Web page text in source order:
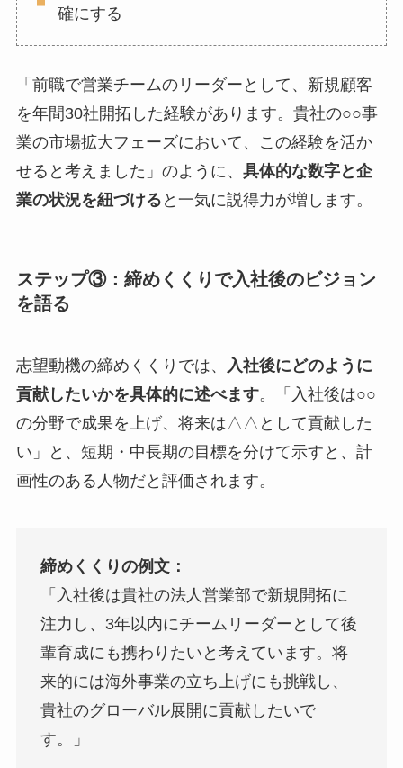
確にする
「前職で営業チームのリーダーとして、新規顧客
を年間30社開拓した経験があります。貴社の○○事
業の市場拡大フェーズにおいて、この経験を活か
せると考えました」のように、 具体的な数字と企
業の状況を紐づける と一気に説得力が増します。
ステップ③：締めくくりで入社後のビジョン
を語る
志望動機の締めくくりでは、
入社後にどのように
貢献したいかを具体的に述べます。「入社後は○○
の分野で成果を上げ、将来は△△として貢献した
い」と、短期・中長期の目標を分けて示すと、計
画性のある人物だと評価されます。
締めくくりの例文：
「入社後は貴社の法人営業部で新規開拓に
注力し、3年以内にチームリーダーとして後
輩育成にも携わりたいと考えています。将
来的には海外事業の立ち上げにも挑戦し、
貴社のグローバル展開に貢献したいで
す。」